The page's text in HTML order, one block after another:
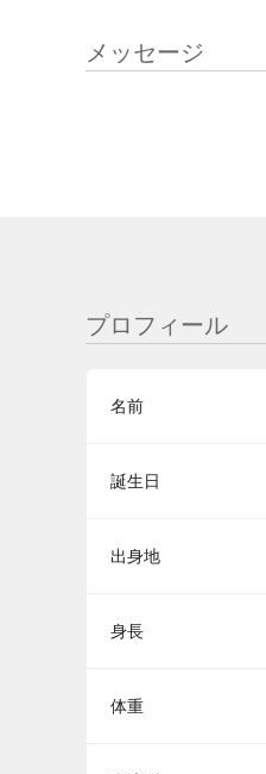
メッセージ
プロフィール
名前
誕生日
出身地
身長
体重